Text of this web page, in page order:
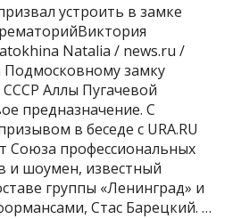
устроить в замке
Natalia / news.ru /
Подмосковному замку
Аллы Пугачевой
предназначение. С
в беседе с URA.RU
Союза профессиональных
и шоумен, известный
группы «Ленинград» и
Стас Барецкий. …